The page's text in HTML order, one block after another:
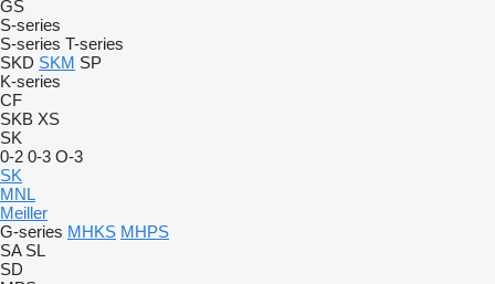
GS
S-series
S-series T-series
SKD SKM SP
K-series
CF
SKB XS
SK
0-2 0-3 O-3
SK
MNL
Meiller
G-series MHKS MHPS
SA SL
SD